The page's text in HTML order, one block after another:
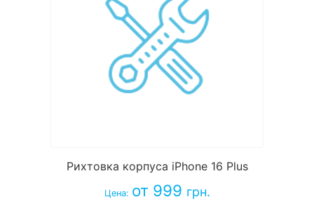
Рихтовка корпуса iPhone 16 Plus
Цена: от 999 грн.